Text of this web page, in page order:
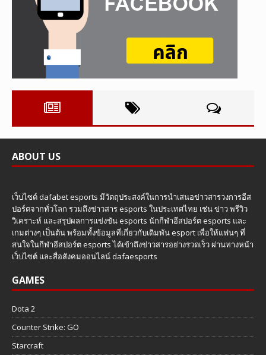
ABOUT US
เว็บไซต์ dafabet esports มีวัตถุประสงค์ในการนำเสนอข่าวสารวงการอีส
ปอร์ตจากทั่วโลก รวมถึงข่าวสาร esports ในประเทศไทย เช่น ข่าว พรีวิว
วิเคราะห์ และสรุปผลการแข่งขัน esports นักกีฬาอีสปอร์ต esports และ
เกมต่างๆ เป็นต้น พร้อมทั้งข้อมูลที่เกี่ยวกับเดิมพัน esport เพื่อให้แฟนๆ ที่
สนใจในกีฬาอีสปอร์ต esports ได้เข้าถึงข่าวสารอย่างรวดเร็ว ผ่านทางหน้า
เว็บไซต์ และสื่อสังคมออนไลน์ dafaesports
GAMES
Dota 2
Counter Strike: GO
Starcraft